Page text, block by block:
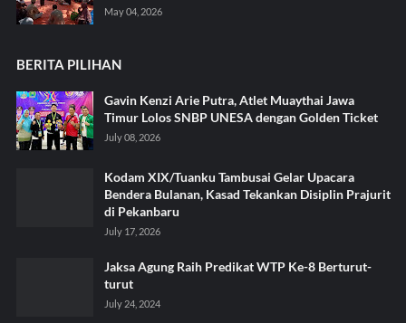
May 04, 2026
BERITA PILIHAN
Gavin Kenzi Arie Putra, Atlet Muaythai Jawa
Timur Lolos SNBP UNESA dengan Golden Ticket
July 08, 2026
Kodam XIX/Tuanku Tambusai Gelar Upacara
Bendera Bulanan, Kasad Tekankan Disiplin Prajurit
di Pekanbaru
July 17, 2026
Jaksa Agung Raih Predikat WTP Ke-8 Berturut-
turut
July 24, 2024